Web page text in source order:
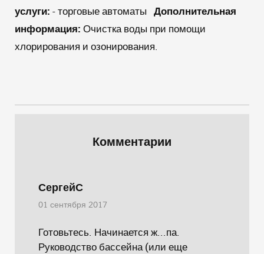
услуги: - торговые автоматы Дополнительная
информация: Очистка воды при помощи
хлорирования и озонирования.
Комментарии
СергейС
01 сентября 2017
Готовьтесь. Начинается ж...па.
Руководство бассейна (или еще